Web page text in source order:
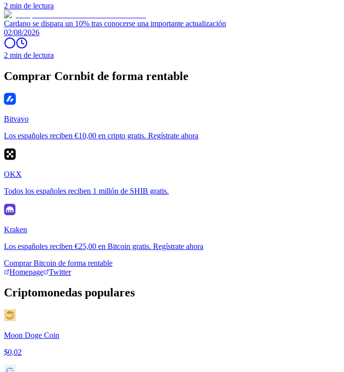
2 min de lectura
Cardano se dispara un 10% tras conocerse una importante actualización
02/08/2026
2 min de lectura
Comprar Cornbit de forma rentable
Bitvavo
Los españoles reciben €10,00 en cripto gratis. Regístrate ahora
OKX
Todos los españoles reciben 1 millón de SHIB gratis.
Kraken
Los españoles reciben €25,00 en Bitcoin gratis. Regístrate ahora
Comprar Bitcoin de forma rentable
Homepage
Twitter
Criptomonedas populares
Moon Doge Coin
$0,02